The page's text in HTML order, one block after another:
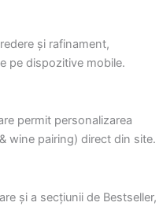
și rafinament,
pe dispozitive mobile.
permit personalizarea
wine pairing) direct din site.
și a secțiunii de Bestseller,